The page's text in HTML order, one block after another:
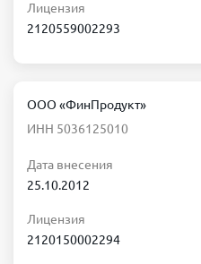
Лицензия
2120559002293
ООО «ФинПродукт»
ИНН 5036125010
Дата внесения
25.10.2012
Лицензия
2120150002294